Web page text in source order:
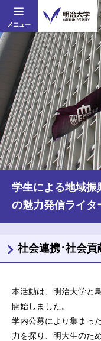
メニュー
学生による地域振
の魅力発信ライタ
本活動は、明治大学と
開始しました。
学内公募により集まっ
力を探り、明大生のた
社会連携･社会貢